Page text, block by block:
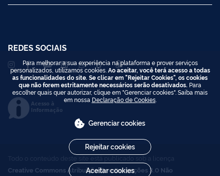
REDES SOCIAIS
Acesso à
Informação
Todo o conteúdo deste site está publicado sob a licença
Creative Commons Atribuição-SemDerivações 3.0 Não
Para melhorar a sua experiência na plataforma e prover serviços
personalizados, utilizamos cookies. Ao aceitar, você terá acesso a todas
as funcionalidades do site. Se clicar em "Rejeitar Cookies", os cookies
que não forem estritamente necessários serão desativados. Para
escolher quais quer autorizar, clique em "Gerenciar cookies". Saiba mais
em nossa Declaração de Cookies.
Gerenciar cookies
Rejeitar cookies
Aceitar cookies